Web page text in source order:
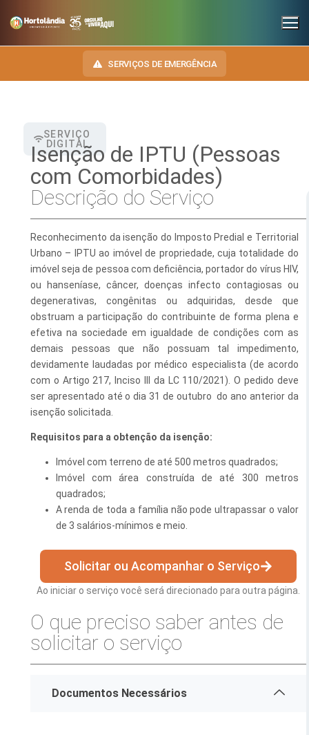
SERVIÇOS DE EMERGÊNCIA
INSTITUCIONAL
SECRETARIAS
Administração e Gestão de Pessoal
Assuntos Jurídicos
Cultura
Desenvolvimento Econômico, Trabalho, Turismo e Inovação
Educação, Ciência e Tecnologia
Esporte e Lazer
Finanças
Governo
Habitação
Inclusão e Desenvolvimento Social
Meio Ambiente, Desenvolvimento Sustentável e Assuntos
Climáticos
Mobilidade Urbana
Planejamento Urbano e Gestão Estratégica
Saúde
Segurança Pública
Serviços Urbanos
NOSSA CIDADE
HINO, BRASÃO E BANDEIRA
Autoridades do Município
Downloads
Telefones Úteis
Notícias Anteriores a 2024
TRANSPARÊNCIA
OUVIDORIA
SERVIÇO
DIGITAL
Isenção de IPTU (Pessoas
com Comorbidades)
Descrição do Serviço
Reconhecimento da isenção do Imposto Predial e Territorial
Urbano – IPTU ao imóvel de propriedade, cuja totalidade do
imóvel seja de pessoa com deficiência, portador do vírus HIV,
ou hanseníase, câncer, doenças infecto contagiosas ou
degenerativas, congênitas ou adquiridas, desde que
obstruam a participação do contribuinte de forma plena e
efetiva na sociedade em igualdade de condições com as
demais pessoas que não possuam tal impedimento,
devidamente laudadas por médico especialista (de acordo
com o Artigo 217, Inciso III da LC 110/2021). O pedido deve
ser apresentado até o dia 31 de outubro do ano anterior da
isenção solicitada.
Requisitos para a obtenção da isenção:
Imóvel com terreno de até 500 metros quadrados;
Imóvel com área construída de até 300 metros
quadrados;
A renda de toda a família não pode ultrapassar o valor
de 3 salários-mínimos e meio.
Solicitar ou Acompanhar o Serviço
Ao iniciar o serviço você será direcionado para outra página.
O que preciso saber antes de
solicitar o serviço
Documentos Necessários